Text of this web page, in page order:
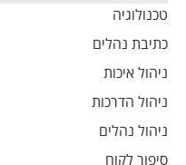
טכנולוגיה
כתיבת נהלים
ניהול איכות
ניהול הדרכות
ניהול נהלים
סיפור לקוח